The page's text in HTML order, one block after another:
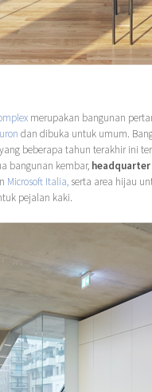
merupakan bangunan
dan dibuka untuk umum.
beberapa tahun terakhir ini
bangunan kembar,
Microsoft Italia, serta area hijau
pejalan kaki.